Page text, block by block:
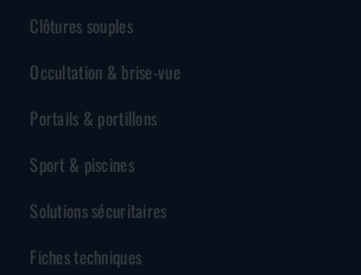
Clôtures souples
Occultation & brise-vue
Portails & portillons
Sport & piscines
Solutions sécuritaires
Fiches techniques